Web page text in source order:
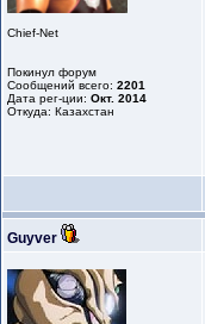
Chief-Net
Покинул форум
Сообщений всего: 2201
Дата рег-ции: Окт. 2014
Откуда: Казахстан
Guyver